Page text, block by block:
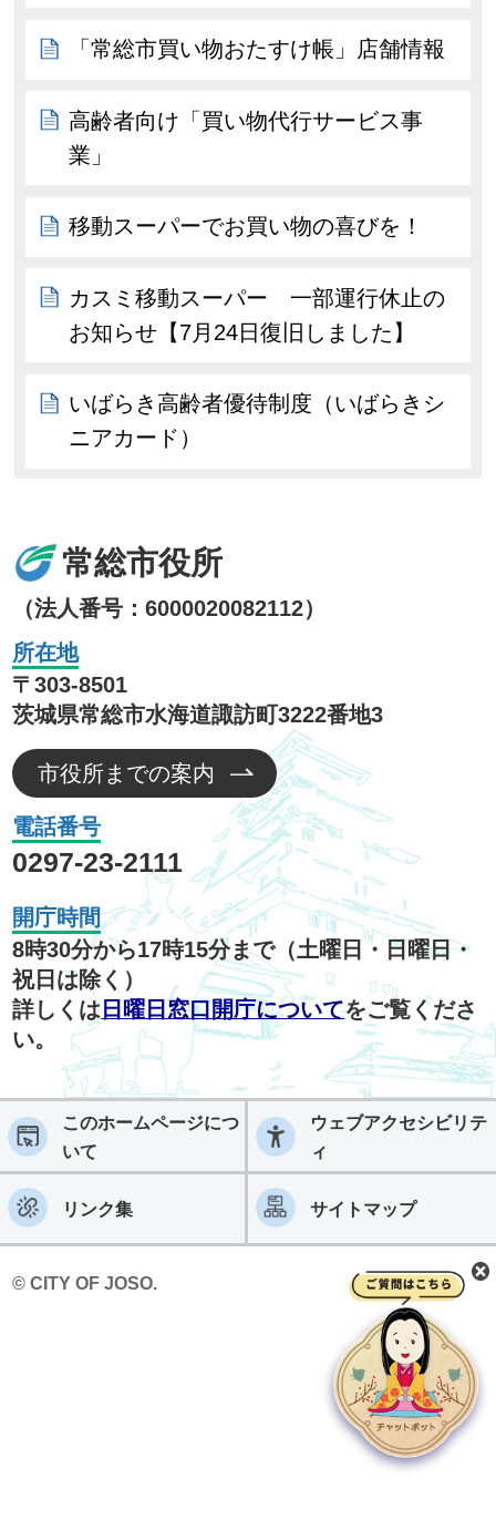
「常総市買い物おたすけ帳」店舗情報
高齢者向け「買い物代行サービス事
業」
移動スーパーでお買い物の喜びを！
カスミ移動スーパー 一部運行休止の
お知らせ【7月24日復旧しました】
いばらき高齢者優待制度（いばらきシ
ニアカード）
常総市役所
（法人番号：6000020082112）
所在地
〒303-8501
茨城県常総市水海道諏訪町3222番地3
市役所までの案内
電話番号
0297-23-2111
開庁時間
8時30分から17時15分まで（土曜日・日曜日・
祝日は除く）
詳しくは 日曜日窓口開庁についてをご覧くださ
い。
このホームページにつ
いて
ウェブアクセシビリテ
ィ
リンク集 サイトマップ
© CITY OF JOSO.